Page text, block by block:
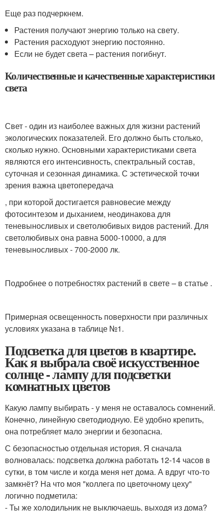
Еще раз подчеркнем.
Растения получают энергию только на свету.
Растения расходуют энергию постоянно.
Если не будет света – растения погибнут.
Количественные и качественные характеристики
света
Свет - один из наиболее важных для жизни растений
экологических показателей. Его должно быть столько,
сколько нужно. Основными характеристиками света
являются его интенсивность, спектральный состав,
суточная и се­зонная динамика. С эстетической точки
зрения важна цветопередача
, при которой достигается рав­новесие между
фотосинтезом и дыханием, неодина­кова для
теневыносливых и светолюбивых видов рас­тений. Для
светолюбивых она равна 5000-10000, а для
теневыносливых - 700-2000 лк.
Подробнее о потребностях растений в свете – в статье .
Примерная освещенность поверхности при различных
условиях указана в таблице №1.
Подсветка для цветов в квартире.
Как я выбрала своё искусственное
солнце - лампу для подсветки
комнатных цветов
Какую лампу выбирать - у меня не оставалось сомнений.
Конечно, линейную светодиодную. Её удобно крепить,
она потребляет мало энергии и безопасна.
С безопасностью отдельная история. Я сначала
волновалась: подсветка должна работать 12-14 часов в
сутки, в том числе и когда меня нет дома. А вдруг что-то
замкнёт? На что моя "коллега по цветочному цеху"
логично подметила:
- Ты же холодильник не выключаешь, выходя из дома?